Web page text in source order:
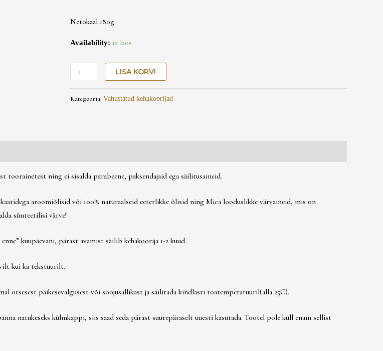
Netokaal 180g
Availability: 12 laos
LISA KORVI
Kategooria: Vahustatud kehakoorijad
ning ei sisalda parabeene, paksendajaid ega säilitusaineid.
aroomiõlisid või 100% naturaalseid eeterlikke õlisid ning Mica looduslikke värvaineid, mis on
sünteetilisi värve!
kuupäevani, pärast avamist säilib kehakoorija 1-2 kuud.
kui ka tekstuurilt.
otsesest päikesevalgusest või soojusallikast ja säilitada kindlasti toatemperatuuril(alla 25C).
natukeseks külmkappi, siis saad seda pärast suurepäraselt uuesti kasutada. Tootel pole küll enam sellist